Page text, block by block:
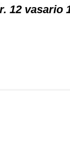
12 vasario